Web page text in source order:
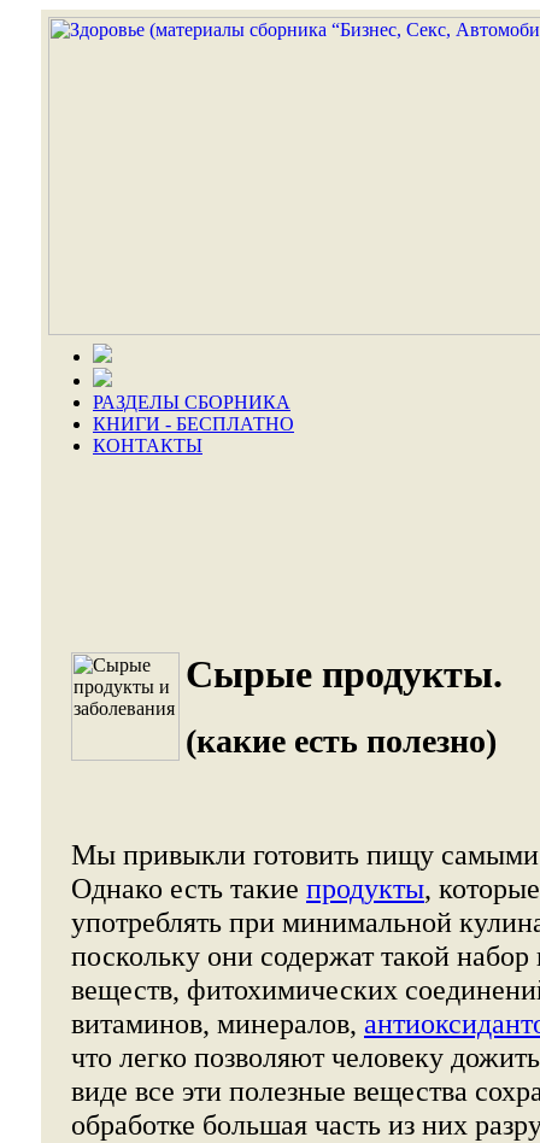
РАЗДЕЛЫ СБОРНИКА
КНИГИ - БЕСПЛАТНО
КОНТАКТЫ
Сырые продукты.
(какие есть полезно)
Мы привыкли готовить пищу
Однако есть такие продукты,
употреблять при минимальной
поскольку они содержат такой набор
веществ, фитохимических
витаминов, минералов,
что легко позволяют человеку
виде все эти полезные вещества
обработке большая часть из них